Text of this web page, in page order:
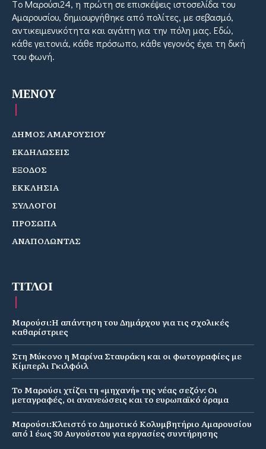
Tο Μαρούσι24, η πρώτη σε επισκέψεις ιστοσελίδα του
Αμαρουσίου, δημιουργήθηκε από πολίτες, με σεβασμό,
αντικειμενικότητα και αγάπη για την πόλη μας. Εδώ,
κάθε γειτονιά, κάθε πρόσωπο, κάθε γεγονός έχει τη δική
του φωνή.
MENOY
ΔΗΜΟΣ ΑΜΑΡΟΥΣΙΟΥ
ΕΚΔΗΛΩΣΕΙΣ
ΕΞΟΔΟΣ
ΕΚΚΛΗΣΙΑ
ΣΥΛΛΟΓΟΙ
ΠΡΟΣΩΠΑ
ΑΝΑΠΟΛΩΝΤΑΣ
ΤΙΤΛΟΙ
Μαρούσι:Η απάντηση του Δημάρχου για τις σχολικές
καθαρίστριες
Στη Μύκονο η Μαρίνα Σταυράκη και οι φωτογραφίες με
Κίμπερλι Γκιλφόιλ
Το Μαρούσι χτίζει τη «μηχανή» της νέας σεζόν: Οι
μεταγραφές, οι ανανεώσεις και το ευρωπαϊκό όραμα
Μαρούσι:Κλειστό το Δημοτικό Κολυμβητήριο Αμαρουσίου
από 1 έως 30 Αυγούστου για εργασίες συντήρησης